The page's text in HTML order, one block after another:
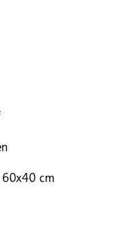
cm